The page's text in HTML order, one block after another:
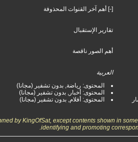
[-] أهم آخر القنوات المحذوفة
تقارير الإستقبال
أهم الصور ناقصة
العربية
المحتوى: رياضة, بدون تشفير (مجانا)
المحتوى: أخبار, بدون تشفير (مجانا)
المحتوى: أفلام, بدون تشفير (مجانا)
by KingOfSat, except contents shown in
identifying and promoting